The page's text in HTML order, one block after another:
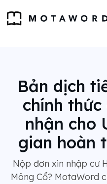
Bản dịch
chính
nhận cho
gian hoàn
Nộp đơn xin nhập cư
Mông Cổ? MotaWord